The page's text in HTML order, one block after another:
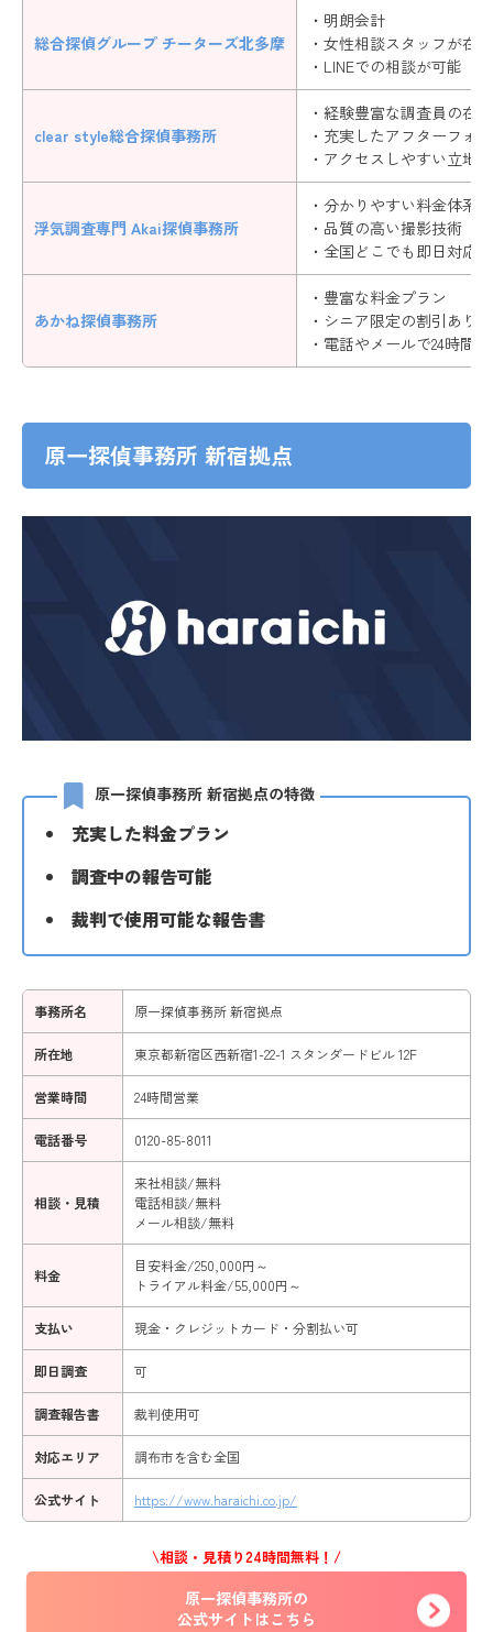
総合探偵グループ チーターズ北多摩
・明朗会計
・女性相談スタッフが在籍
・LINEでの相談が可能
clear style総合探偵事務所
・経験豊富な調査員の在籍
・充実したアフターフォ
・アクセスしやすい立地
浮気調査専門 Akai探偵事務所
・分かりやすい料金体系
・品質の高い撮影技術
・全国どこでも即日対応
あかね探偵事務所
・豊富な料金プラン
・シニア限定の割引あり
・電話やメールで24時間
原一探偵事務所 新宿拠点
原一探偵事務所 新宿拠点の特徴
充実した料金プラン
調査中の報告可能
裁判で使用可能な報告書
事務所名 原一探偵事務所 新宿拠点
所在地 東京都新宿区西新宿1-22-1 スタンダードビル 12F
営業時間 24時間営業
電話番号 0120-85-8011
相談・見積
来社相談/無料
電話相談/無料
メール相談/無料
料金
目安料金/250,000円～
トライアル料金/55,000円～
支払い 現金・クレジットカード・分割払い可
即日調査 可
調査報告書 裁判使用可
対応エリア 調布市を含む全国
公式サイト https://www.haraichi.co.jp/
\相談・見積り24時間無料！/
原一探偵事務所の
公式サイトはこちら